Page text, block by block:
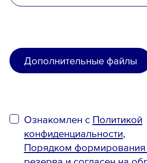
Дополнительные файлы
Ознакомлен с Политикой
конфиденциальности,
Порядком формирования